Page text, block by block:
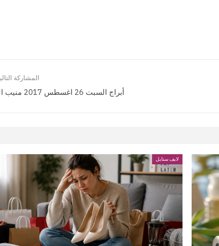
المشاركة
أبراج السبت 26 اغسطس 2017 منيب الشيخ
لايف ستايل